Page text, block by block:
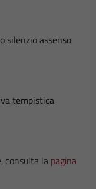
silenzio assenso
tempistica
consulta la pagina